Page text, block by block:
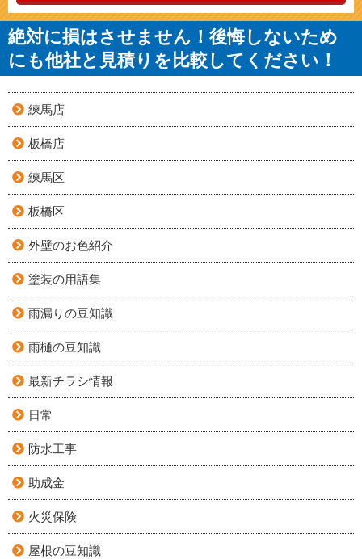
絶対に損はさせません！後悔しないため
にも他社と見積りを比較してください！
練馬店
板橋店
練馬区
板橋区
外壁のお色紹介
塗装の用語集
雨漏りの豆知識
雨樋の豆知識
最新チラシ情報
日常
防水工事
助成金
火災保険
屋根の豆知識